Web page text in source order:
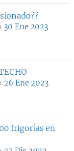
30 Ene 2023
26 Ene 2023
frigorías en